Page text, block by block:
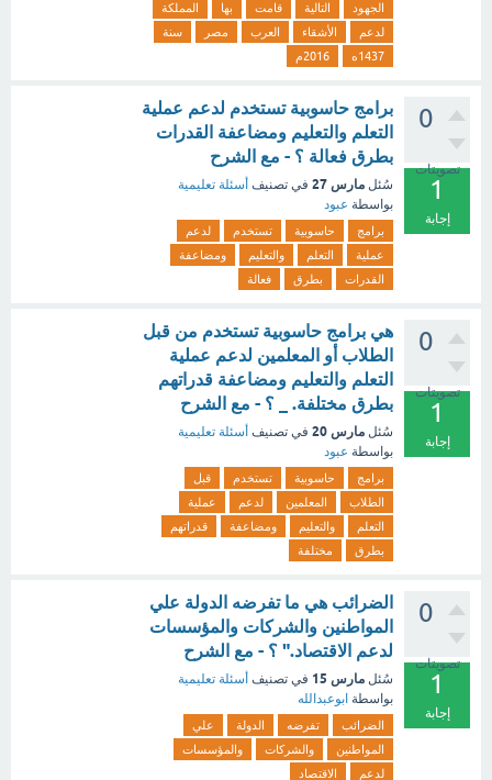
الجهود التالية قامت بها
المملكة
لدعم
الأشقاء العرب مصر
سنة
1437ه
2016م
0
تصويتات
1
إجابة
برامج حاسوبية تستخدم لدعم عملية
التعلم والتعليم ومضاعفة القدرات
بطرق فعالة ؟ - مع الشرح
سُئل مارس 27 في تصنيف أسئلة تعليمية
بواسطة عبود
برامج حاسوبية تستخدم
لدعم
عملية
التعلم والتعليم
ومضاعفة
القدرات
بطرق فعالة
0
تصويتات
1
إجابة
هي برامج حاسوبية تستخدم من قبل
الطلاب أو المعلمين لدعم عملية
التعلم والتعليم ومضاعفة قدراتهم
بطرق مختلفة. _ ؟ - مع الشرح
سُئل مارس 20 في تصنيف أسئلة تعليمية
بواسطة عبود
برامج حاسوبية تستخدم
قبل
الطلاب
المعلمين لدعم
عملية
التعلم
والتعليم ومضاعفة
قدراتهم
بطرق
مختلفة
0
تصويتات
1
إجابة
الضرائب هي ما تفرضه الدولة علي
المواطنين والشركات والمؤسسات
لدعم الاقتصاد." ؟ - مع الشرح
سُئل مارس 15 في تصنيف أسئلة تعليمية
بواسطة ابوعبدالله
الضرائب تفرضه الدولة
علي
المواطنين
والشركات
والمؤسسات
لدعم
الاقتصاد